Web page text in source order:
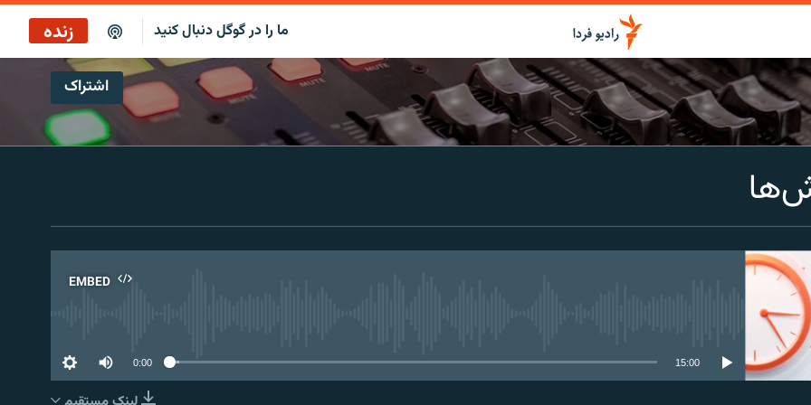
ما را در گوگل دنبال کنید زنده
پاراگراف اول
پخش رادیویی
اشتراک
EMBED
0:00 15:00